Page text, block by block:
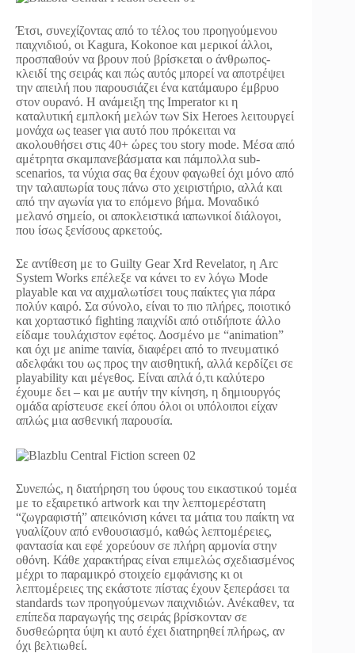
Έτσι, συνεχίζοντας από το τέλος του προηγούμενου
παιχνιδιού, οι Kagura, Kokonoe και μερικοί άλλοι,
προσπαθούν να βρουν πού βρίσκεται ο άνθρωπος-
κλειδί της σειράς και πώς αυτός μπορεί να αποτρέψει
την απειλή που παρουσιάζει ένα κατάμαυρο έμβρυο
στον ουρανό. Η ανάμειξη της Imperator κι η
καταλυτική εμπλοκή μελών των Six Heroes λειτουργεί
μονάχα ως teaser για αυτό που πρόκειται να
ακολουθήσει στις 40+ ώρες του story mode. Μέσα από
αμέτρητα σκαμπανεβάσματα και πάμπολλα sub-
scenarios, τα νύχια σας θα έχουν φαγωθεί όχι μόνο από
την ταλαιπωρία τους πάνω στο χειριστήριο, αλλά και
από την αγωνία για το επόμενο βήμα. Μοναδικό
μελανό σημείο, οι αποκλειστικά ιαπωνικοί διάλογοι,
που ίσως ξενίσους αρκετούς.
Σε αντίθεση με το Guilty Gear Xrd Revelator, η Arc
System Works επέλεξε να κάνει το εν λόγω Mode
playable και να αιχμαλωτίσει τους παίκτες για πάρα
πολύν καιρό. Σα σύνολο, είναι το πιο πλήρες, ποιοτικό
και χορταστικό fighting παιχνίδι από οτιδήποτε άλλο
είδαμε τουλάχιστον εφέτος. Δοσμένο με “animation”
και όχι με anime ταινία, διαφέρει από το πνευματικό
αδελφάκι του ως προς την αισθητική, αλλά κερδίζει σε
playability και μέγεθος. Είναι απλά ό,τι καλύτερο
έχουμε δει – και με αυτήν την κίνηση, η δημιουργός
ομάδα αρίστευσε εκεί όπου όλοι οι υπόλοιποι είχαν
απλώς μια ασθενική παρουσία.
Συνεπώς, η διατήρηση του ύφους του εικαστικού τομέα
με το εξαιρετικό artwork και την λεπτομερέστατη
“ζωγραφιστή” απεικόνιση κάνει τα μάτια του παίκτη να
γυαλίζουν από ενθουσιασμό, καθώς λεπτομέρειες,
φαντασία και εφέ χορεύουν σε πλήρη αρμονία στην
οθόνη. Κάθε χαρακτήρας είναι επιμελώς σχεδιασμένος
μέχρι το παραμικρό στοιχείο εμφάνισης κι οι
λεπτομέρειες της εκάστοτε πίστας έχουν ξεπεράσει τα
standards των προηγούμενων παιχνιδιών. Ανέκαθεν, τα
επίπεδα παραγωγής της σειράς βρίσκονταν σε
δυσθεώρητα ύψη κι αυτό έχει διατηρηθεί πλήρως, αν
όχι βελτιωθεί.